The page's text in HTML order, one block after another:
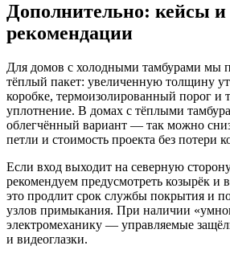
Дополнительно: кейсы и
рекомендации
Для домов с холодными тамбурами мы
тёплый пакет: увеличенную толщину
коробке, термоизолированный порог и
уплотнение. В домах с тёплыми
облегчённый вариант — так можно
петли и стоимость проекта без потери
Если вход выходит на северную
рекомендуем предусмотреть козырёк и
это продлит срок службы покрытия и
узлов примыкания. При наличии
электромеханику — управляемые
и видеоглазки.